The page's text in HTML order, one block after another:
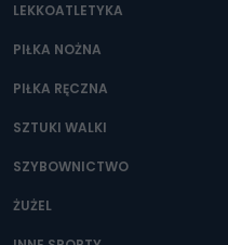
LEKKOATLETYKA
PIŁKA NOŻNA
PIŁKA RĘCZNA
SZTUKI WALKI
SZYBOWNICTWO
ŻUŻEL